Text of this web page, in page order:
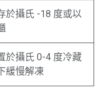
於攝氏 -18 度或以
於攝氏 0-4 度冷藏
緩慢解凍